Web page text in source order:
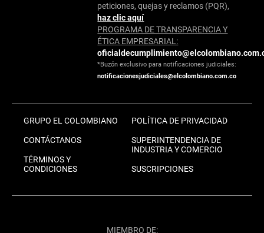
peticiones, quejas y reclamos (PQR),
haz clic aquí
PROGRAMA DE TRANSPARENCIA Y
ÉTICA EMPRESARIAL:
*Buzón exclusivo para notificaciones judiciales:
notificacionesjudiciales@elcolombiano.com.co
GRUPO EL COLOMBIANO
CONTÁCTANOS
TÉRMINOS Y
CONDICIONES
POLÍTICA DE PRIVACIDAD
SUPERINTENDENCIA DE
INDUSTRIA Y COMERCIO
SUSCRIPCIONES
MIEMBRO DE: